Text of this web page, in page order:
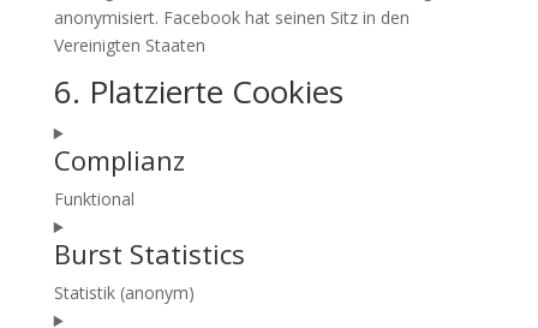
anonymisiert. Facebook hat seinen Sitz in den
Vereinigten Staaten
6. Platzierte Cookies
Complianz
Funktional
Consent
to
complianz
Burst Statistics
Statistik (anonym)
Consent